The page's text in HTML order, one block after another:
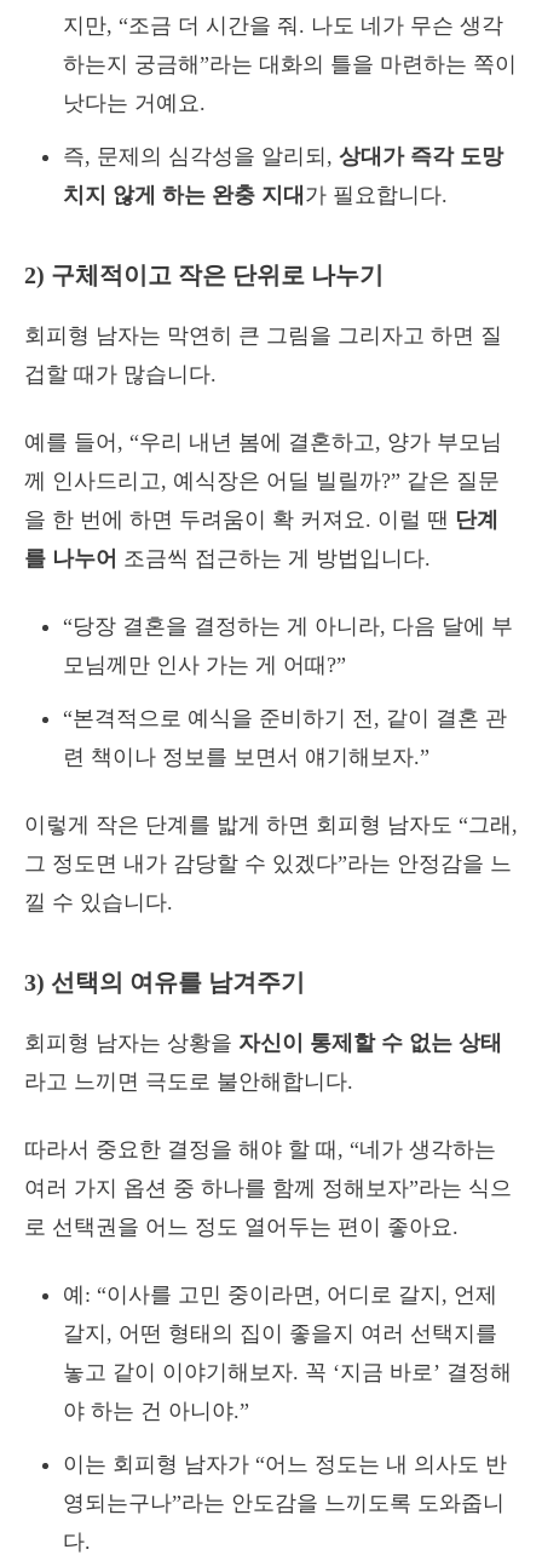
지만, “조금 더 시간을 줘. 나도 네가 무슨 생각
하는지 궁금해”라는 대화의 틀을 마련하는 쪽이
낫다는 거예요.
즉, 문제의 심각성을 알리되, 상대가 즉각 도망
치지 않게 하는 완충 지대 가 필요합니다.
2) 구체적이고 작은 단위로 나누기
회피형 남자는 막연히 큰 그림을 그리자고 하면 질
겁할 때가 많습니다.
예를 들어, “우리 내년 봄에 결혼하고, 양가 부모님
께 인사드리고, 예식장은 어딜 빌릴까?” 같은 질문
을 한 번에 하면 두려움이 확 커져요. 이럴 땐 단계
를 나누어 조금씩 접근하는 게 방법입니다.
“당장 결혼을 결정하는 게 아니라, 다음 달에 부
모님께만 인사 가는 게 어때?”
“본격적으로 예식을 준비하기 전, 같이 결혼 관
련 책이나 정보를 보면서 얘기해보자.”
이렇게 작은 단계를 밟게 하면 회피형 남자도 “그래,
그 정도면 내가 감당할 수 있겠다”라는 안정감을 느
낄 수 있습니다.
3) 선택의 여유를 남겨주기
회피형 남자는 상황을 자신이 통제할 수 없는 상태
라고 느끼면 극도로 불안해합니다.
따라서 중요한 결정을 해야 할 때, “네가 생각하는
여러 가지 옵션 중 하나를 함께 정해보자”라는 식으
로 선택권을 어느 정도 열어두는 편이 좋아요.
예: “이사를 고민 중이라면, 어디로 갈지, 언제
갈지, 어떤 형태의 집이 좋을지 여러 선택지를
놓고 같이 이야기해보자. 꼭 ‘지금 바로’ 결정해
야 하는 건 아니야.”
이는 회피형 남자가 “어느 정도는 내 의사도 반
영되는구나”라는 안도감을 느끼도록 도와줍니
다.